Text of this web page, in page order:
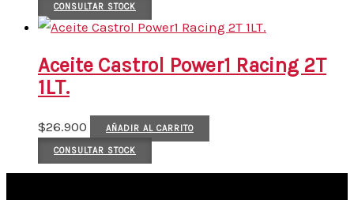
CONSULTAR STOCK
Aceite Castrol Power1 Racing 2T
1LT.
$26.900 AÑADIR AL CARRITO
CONSULTAR STOCK